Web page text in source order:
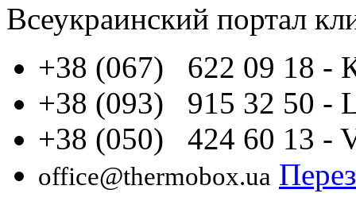
Всеукраинский портал
+38 (067) 622 09 18 -
+38 (093) 915 32 50 -
+38 (050) 424 60 13 -
office@thermobox.ua